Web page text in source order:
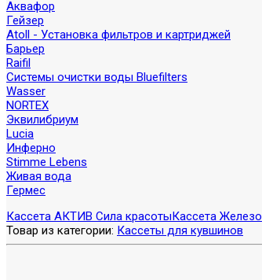
Аквафор
Гейзер
Atoll - Установка фильтров и картриджей
Барьер
Raifil
Системы очистки воды Bluefilters
Wasser
NORTEX
Эквилибриум
Lucia
Инферно
Stimme Lebens
Живая вода
Гермес
Кассета АКТИВ Сила красотыКассета Железо
Товар из категории: Кассеты для кувшинов